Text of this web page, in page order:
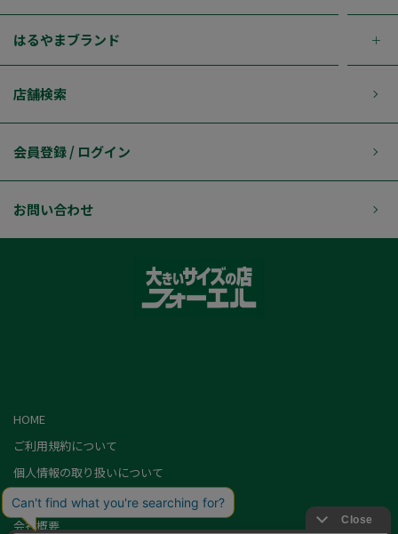
はるやまブランド
店舗検索
会員登録 / ログイン
お問い合わせ
HOME
ご利用規約について
個人情報の取り扱いについて
特定商取引に基づく表記
会社概要